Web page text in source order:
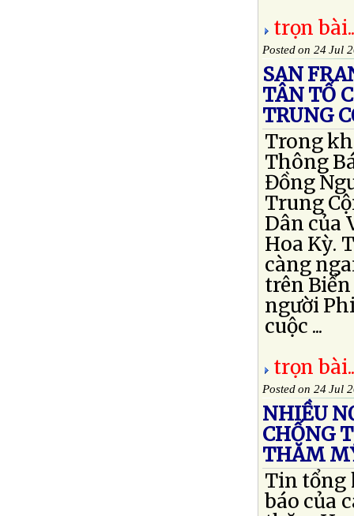
trọn
Posted on 24 Jul
SAN
TÂN TỔ
TRUNG
Trong
Thông
Đồng
Trung
Dân của
Hoa Kỳ.
càng
trên
người
cuộc ...
trọn
Posted on 24 Jul
NHIỀU
CHỐNG
THĂM
Tin tổng
báo của